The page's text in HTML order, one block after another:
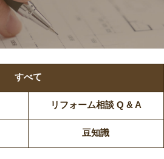
すべて
リフォーム相談 Q & A
豆知識